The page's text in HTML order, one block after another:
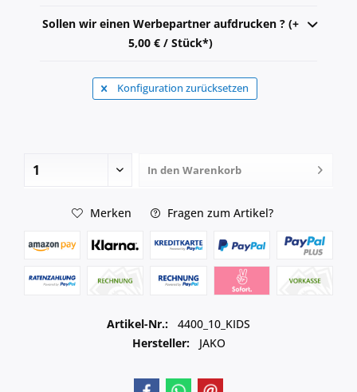
Sollen wir einen Werbepartner aufdrucken ? (+
5,00 € / Stück*)
Konfiguration zurücksetzen
In den Warenkorb
Merken Fragen zum Artikel?
Artikel-Nr.:
4400_10_KIDS
Hersteller:
JAKO